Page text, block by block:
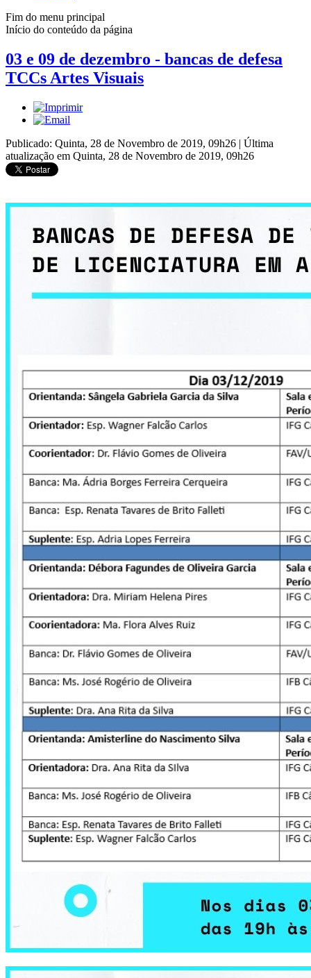
Fim do menu principal
Início do conteúdo da página
03 e 09 de dezembro - bancas de defesa
TCCs Artes Visuais
Publicado: Quinta, 28 de Novembro de 2019, 09h26 | Última
atualização em Quinta, 28 de Novembro de 2019, 09h26